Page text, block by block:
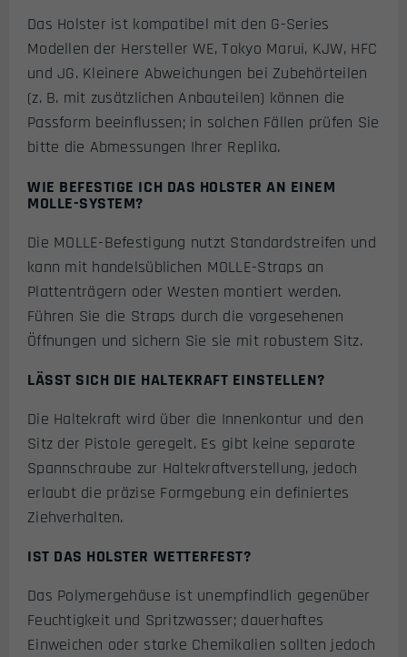
Das Holster ist kompatibel mit den G-Series
Modellen der Hersteller WE, Tokyo Marui, KJW, HFC
und JG. Kleinere Abweichungen bei Zubehörteilen
(z. B. mit zusätzlichen Anbauteilen) können die
Passform beeinflussen; in solchen Fällen prüfen Sie
bitte die Abmessungen Ihrer Replika.
WIE BEFESTIGE ICH DAS HOLSTER AN EINEM
MOLLE-SYSTEM?
Die MOLLE-Befestigung nutzt Standardstreifen und
kann mit handelsüblichen MOLLE-Straps an
Plattenträgern oder Westen montiert werden.
Führen Sie die Straps durch die vorgesehenen
Öffnungen und sichern Sie sie mit robustem Sitz.
LÄSST SICH DIE HALTEKRAFT EINSTELLEN?
Die Haltekraft wird über die Innenkontur und den
Sitz der Pistole geregelt. Es gibt keine separate
Spannschraube zur Haltekraftverstellung, jedoch
erlaubt die präzise Formgebung ein definiertes
Ziehverhalten.
IST DAS HOLSTER WETTERFEST?
Das Polymergehäuse ist unempfindlich gegenüber
Feuchtigkeit und Spritzwasser; dauerhaftes
Einweichen oder starke Chemikalien sollten jedoch